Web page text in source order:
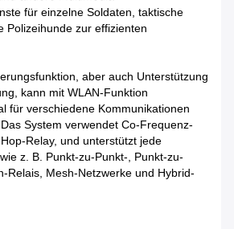
für einzelne Soldaten, taktische
Polizeihunde zur effizienten
aber auch Unterstützung
kann mit WLAN-Funktion
für verschiedene Kommunikationen
System verwendet Co-Frequenz-
Relay, und unterstützt jede
z. B. Punkt-zu-Punkt-, Punkt-zu-
Relais, Mesh-Netzwerke und Hybrid-